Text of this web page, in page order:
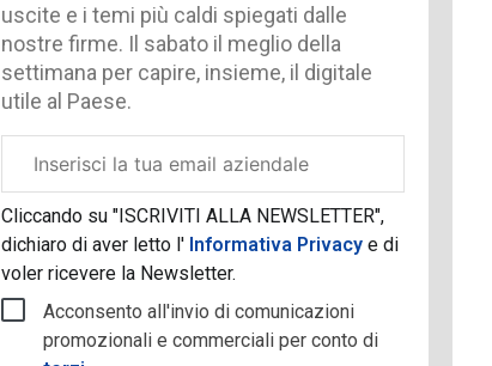
uscite e i temi più caldi spiegati dalle
nostre firme. Il sabato il meglio della
settimana per capire, insieme, il digitale
utile al Paese.
aziendale
Cliccando su "ISCRIVITI ALLA NEWSLETTER",
dichiaro di aver letto l' Informativa Privacye di
voler ricevere la Newsletter.
Acconsento all'invio di comunicazioni
promozionali e commerciali per conto di